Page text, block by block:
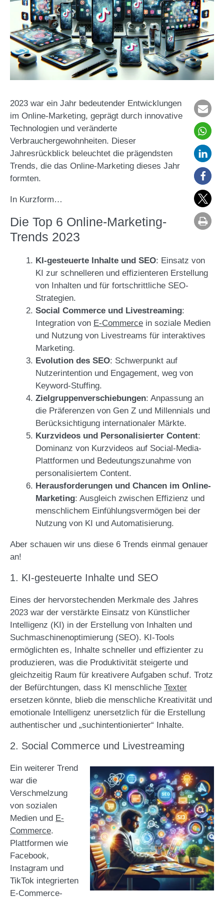
2023 war ein Jahr bedeutender Entwicklungen
im Online-Marketing, geprägt durch innovative
Technologien und veränderte
Verbrauchergewohnheiten. Dieser
Jahresrückblick beleuchtet die prägendsten
Trends, die das Online-Marketing dieses Jahr
formten.
In Kurzform…
Die Top 6 Online-Marketing-
Trends 2023
KI-gesteuerte Inhalte und SEO: Einsatz von
KI zur schnelleren und effizienteren Erstellung
von Inhalten und für fortschrittliche SEO-
Strategien.
Social Commerce und Livestreaming:
Integration von E-Commerce in soziale Medien
und Nutzung von Livestreams für interaktives
Marketing.
Evolution des SEO: Schwerpunkt auf
Nutzerintention und Engagement, weg von
Keyword-Stuffing.
Zielgruppenverschiebungen: Anpassung an
die Präferenzen von Gen Z und Millennials und
Berücksichtigung internationaler Märkte.
Kurzvideos und Personalisierter Content:
Dominanz von Kurzvideos auf Social-Media-
Plattformen und Bedeutungszunahme von
personalisiertem Content.
Herausforderungen und Chancen im Online-
Marketing: Ausgleich zwischen Effizienz und
menschlichem Einfühlungsvermögen bei der
Nutzung von KI und Automatisierung.
Aber schauen wir uns diese 6 Trends einmal genauer
an!
1. KI-gesteuerte Inhalte und SEO
Eines der hervorstechenden Merkmale des Jahres
2023 war der verstärkte Einsatz von Künstlicher
Intelligenz (KI) in der Erstellung von Inhalten und
Suchmaschinenoptimierung (SEO). KI-Tools
ermöglichten es, Inhalte schneller und effizienter zu
produzieren, was die Produktivität steigerte und
gleichzeitig Raum für kreativere Aufgaben schuf. Trotz
der Befürchtungen, dass KI menschliche Texter
ersetzen könnte, blieb die menschliche Kreativität und
emotionale Intelligenz unersetzlich für die Erstellung
authentischer und „suchintentionierter“ Inhalte​.
2. Social Commerce und Livestreaming
Ein weiterer Trend
war die
Verschmelzung
von sozialen
Medien und E-
Commerce.
Plattformen wie
Facebook,
Instagram und
TikTok integrierten
E-Commerce-